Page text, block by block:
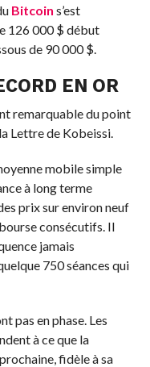
Bitcoin s’est
126 000 $ début
de 90 000 $.
EN OR
remarquable du point
Lettre de Kobeissi.
mobile simple
à long terme
prix sur environ neuf
consécutifs. Il
jamais
750 séances qui
pas en phase. Les
à ce que la
fidèle à sa